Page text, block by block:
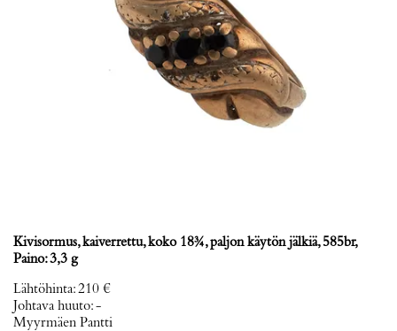
Kivisormus, kaiverrettu, koko 18¾, paljon käytön jälkiä, 585br,
Paino: 3,3 g
Lähtöhinta:210 €
Johtava huuto:-
Myyrmäen Pantti